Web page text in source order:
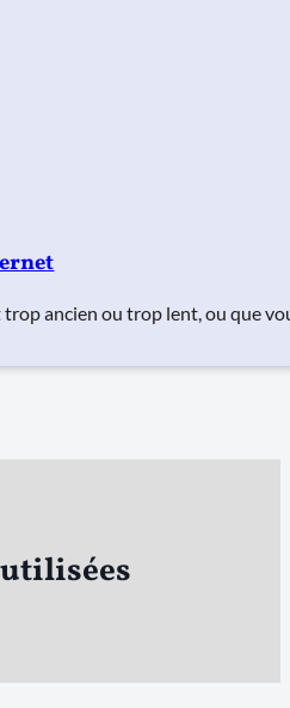
ancien ou trop lent, ou que